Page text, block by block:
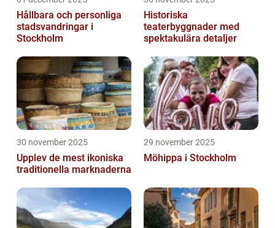
Hållbara och personliga
stadsvandringar i
Stockholm
Historiska
teaterbyggnader med
spektakulära detaljer
30 november 2025
Upplev de mest ikoniska
traditionella marknaderna
29 november 2025
Möhippa i Stockholm